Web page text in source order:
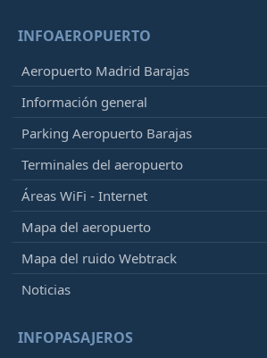
INFOAEROPUERTO
Aeropuerto Madrid Barajas
Información general
Parking Aeropuerto Barajas
Terminales del aeropuerto
Áreas WiFi - Internet
Mapa del aeropuerto
Mapa del ruido Webtrack
Noticias
INFOPASAJEROS